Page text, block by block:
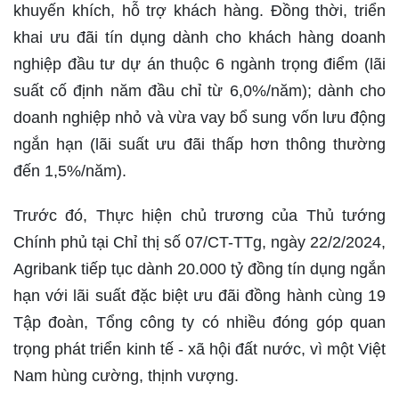
khuyến khích, hỗ trợ khách hàng. Đồng thời, triển
khai ưu đãi tín dụng dành cho khách hàng doanh
nghiệp đầu tư dự án thuộc 6 ngành trọng điểm (lãi
suất cố định năm đầu chỉ từ 6,0%/năm); dành cho
doanh nghiệp nhỏ và vừa vay bổ sung vốn lưu động
ngắn hạn (lãi suất ưu đãi thấp hơn thông thường
đến 1,5%/năm).
Trước đó, Thực hiện chủ trương của Thủ tướng
Chính phủ tại Chỉ thị số 07/CT-TTg, ngày 22/2/2024,
Agribank tiếp tục dành 20.000 tỷ đồng tín dụng ngắn
hạn với lãi suất đặc biệt ưu đãi đồng hành cùng 19
Tập đoàn, Tổng công ty có nhiều đóng góp quan
trọng phát triển kinh tế - xã hội đất nước, vì một Việt
Nam hùng cường, thịnh vượng.